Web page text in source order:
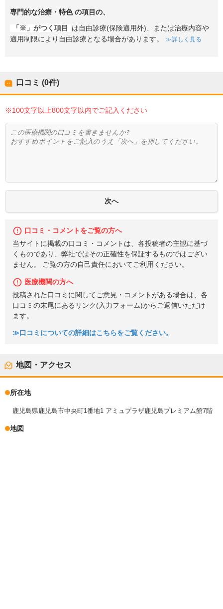
専門的な治療・特色の項目の、
「※」がつく項目
は自由診療(保険適用外)、または治療内容や
適用制限により自由診療となる場合があります。
詳しく見る
口コミ (0件)
※100文字以上800文字以内でご記入ください
口コミ・コメントをご覧の方へ
当サイトに掲載の口コミ・コメントは、各投稿者の主観に基づ
くものであり、弊社ではその正確性を保証するものではござい
ません。 ご覧の方の自己責任においてご利用ください。
医療機関の方へ
投稿された口コミに関してご意見・コメントがある場合は、各
口コミの末尾にあるリンク(入力フォーム)からご返信いただけ
ます。
≫口コミについての詳細はこちらをご覧ください。
地図・アクセス
所在地
鹿児島県鹿児島市中央町1番地1 アミュプラザ鹿児島プレミアム館7階
地図